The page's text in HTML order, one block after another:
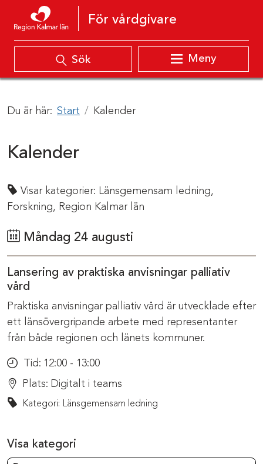
Hoppa till innehåll
För vårdgivare
Sök Meny
Du är här: Start Kalender
Kalender
Visar kategorier: Länsgemensam ledning,
Forskning, Region Kalmar län
Måndag 24 augusti
Lansering av praktiska anvisningar palliativ
vård
Praktiska anvisningar palliativ vård är utvecklade efter
ett länsövergripande arbete med representanter
från både regionen och länets kommuner.
Tid: 12:00 - 13:00
Plats: Digitalt i teams
Kategori: Länsgemensam ledning
Visa kategori